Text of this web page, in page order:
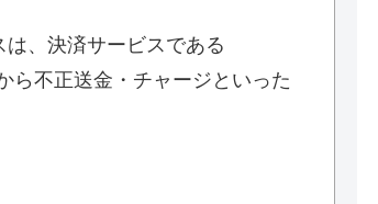
は、決済サービスである
ら不正送金・チャージといった